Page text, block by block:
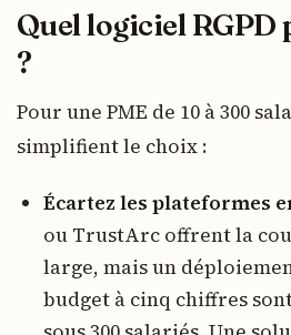
Quel logiciel RGPD
?
Pour une PME de 10 à 300
simplifient le choix :
Écartez les plateformes
ou TrustArc offrent la
large, mais un
budget à cinq chiffres